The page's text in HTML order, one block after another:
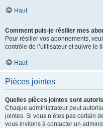
Haut
Comment puis-je résilier mes
Pour résilier vos abonnements,
contrôle de l’utilisateur et suivre le
Haut
Pièces jointes
Quelles pièces jointes sont
Chaque administrateur peut
jointes. Si vous n’êtes pas certain
vous invitons à contacter un